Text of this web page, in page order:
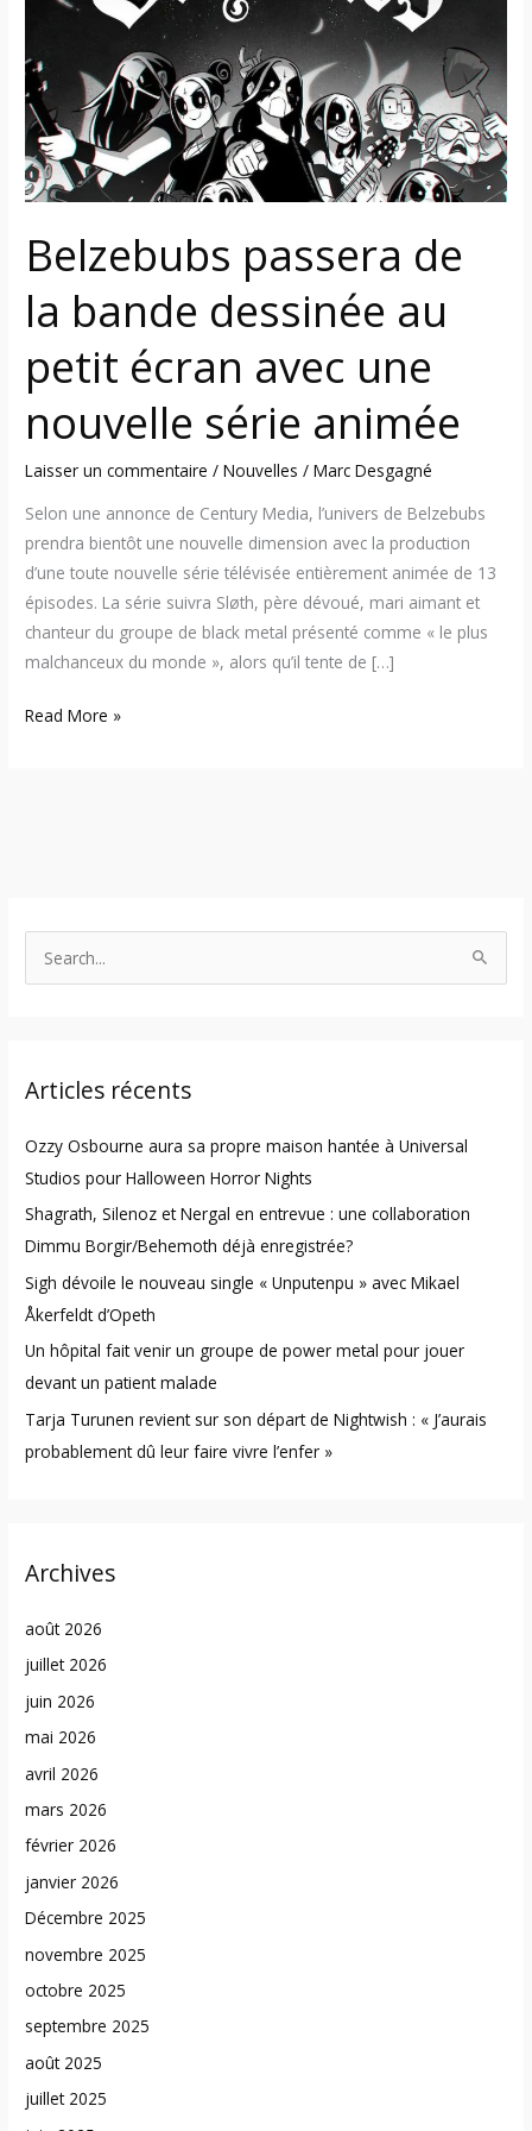
Belzebubs passera de
la bande dessinée au
petit écran avec une
nouvelle série animée
Laisser un commentaire /Nouvelles /Marc Desgagné
Selon une annonce de Century Media, l’univers de Belzebubs
prendra bientôt une nouvelle dimension avec la production
d’une toute nouvelle série télévisée entièrement animée de 13
épisodes. La série suivra Sløth, père dévoué, mari aimant et
chanteur du groupe de black metal présenté comme « le plus
malchanceux du monde », alors qu’il tente de […]
dessinée
au
petit
écran
avec
nouvelle
série
animée
Read More »
c
f
o
r
:
Articles récents
Ozzy Osbourne aura sa propre maison hantée à Universal
Studios pour Halloween Horror Nights
Shagrath, Silenoz et Nergal en entrevue : une collaboration
Dimmu Borgir/Behemoth déjà enregistrée?
Sigh dévoile le nouveau single « Unputenpu » avec Mikael
Åkerfeldt d’Opeth
Un hôpital fait venir un groupe de power metal pour jouer
devant un patient malade
Tarja Turunen revient sur son départ de Nightwish : « J’aurais
probablement dû leur faire vivre l’enfer »
Archives
août 2026
juillet 2026
juin 2026
mai 2026
avril 2026
mars 2026
février 2026
janvier 2026
Décembre 2025
novembre 2025
octobre 2025
septembre 2025
août 2025
juillet 2025